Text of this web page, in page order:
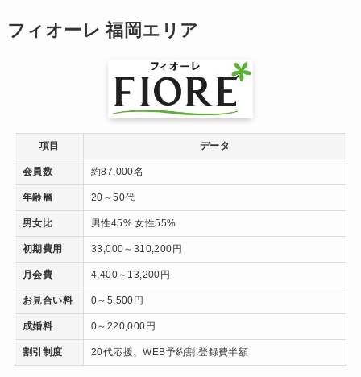
フィオーレ 福岡エリア
項目 データ
会員数 約87,000名
年齢層 20～50代
男女比 男性45% 女性55%
初期費用 33,000～310,200円
月会費 4,400～13,200円
お見合い料 0～5,500円
成婚料 0～220,000円
割引制度 20代応援、WEB予約割:登録費半額